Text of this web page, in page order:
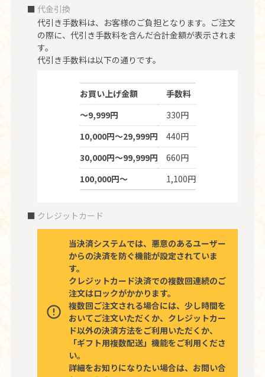
代金引換
代引き手数料は、お客様のご負担となります。ご注文
の際に、代引き手数料を含んだ合計金額が表示されま
す。
代引き手数料は以下の通りです。
お買い上げ金額
手数料
～9,999円
330円
10,000円～29,999円
440円
30,000円～99,999円
660円
100,000円～
1,100円
クレジットカード
当決済システムでは、悪意のあるユーザー
からの決済を防ぐ機能が設定されていま
す。
クレジットカード決済での複数回連続のご
注文はロックがかかります。
複数回ご注文される場合には、少し時間を
おいてご注文いただくか、クレジットカー
ド以外の決済方法をご利用いただくか、
「ギフト用複数配送」機能をご利用くださ
い。
詳細をお知りになりたい場合は、お問い合